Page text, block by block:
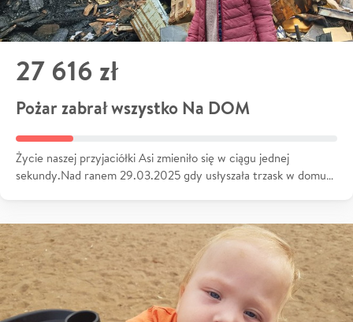
27 616 zł
Pożar zabrał wszystko Na DOM
Życie naszej przyjaciółki Asi zmieniło się w ciągu jednej
sekundy.Nad ranem 29.03.2025 gdy usłyszała trzask w domu…